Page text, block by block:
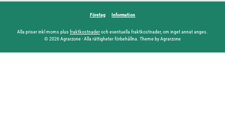
Företag Information
Alla priser inkl moms plus fraktkostnaderoch eventuella fraktkostnader, om inget annat anges.
© 2026 Agrarzone - Alla rättigheter förbehållna. Theme by Agrarzone